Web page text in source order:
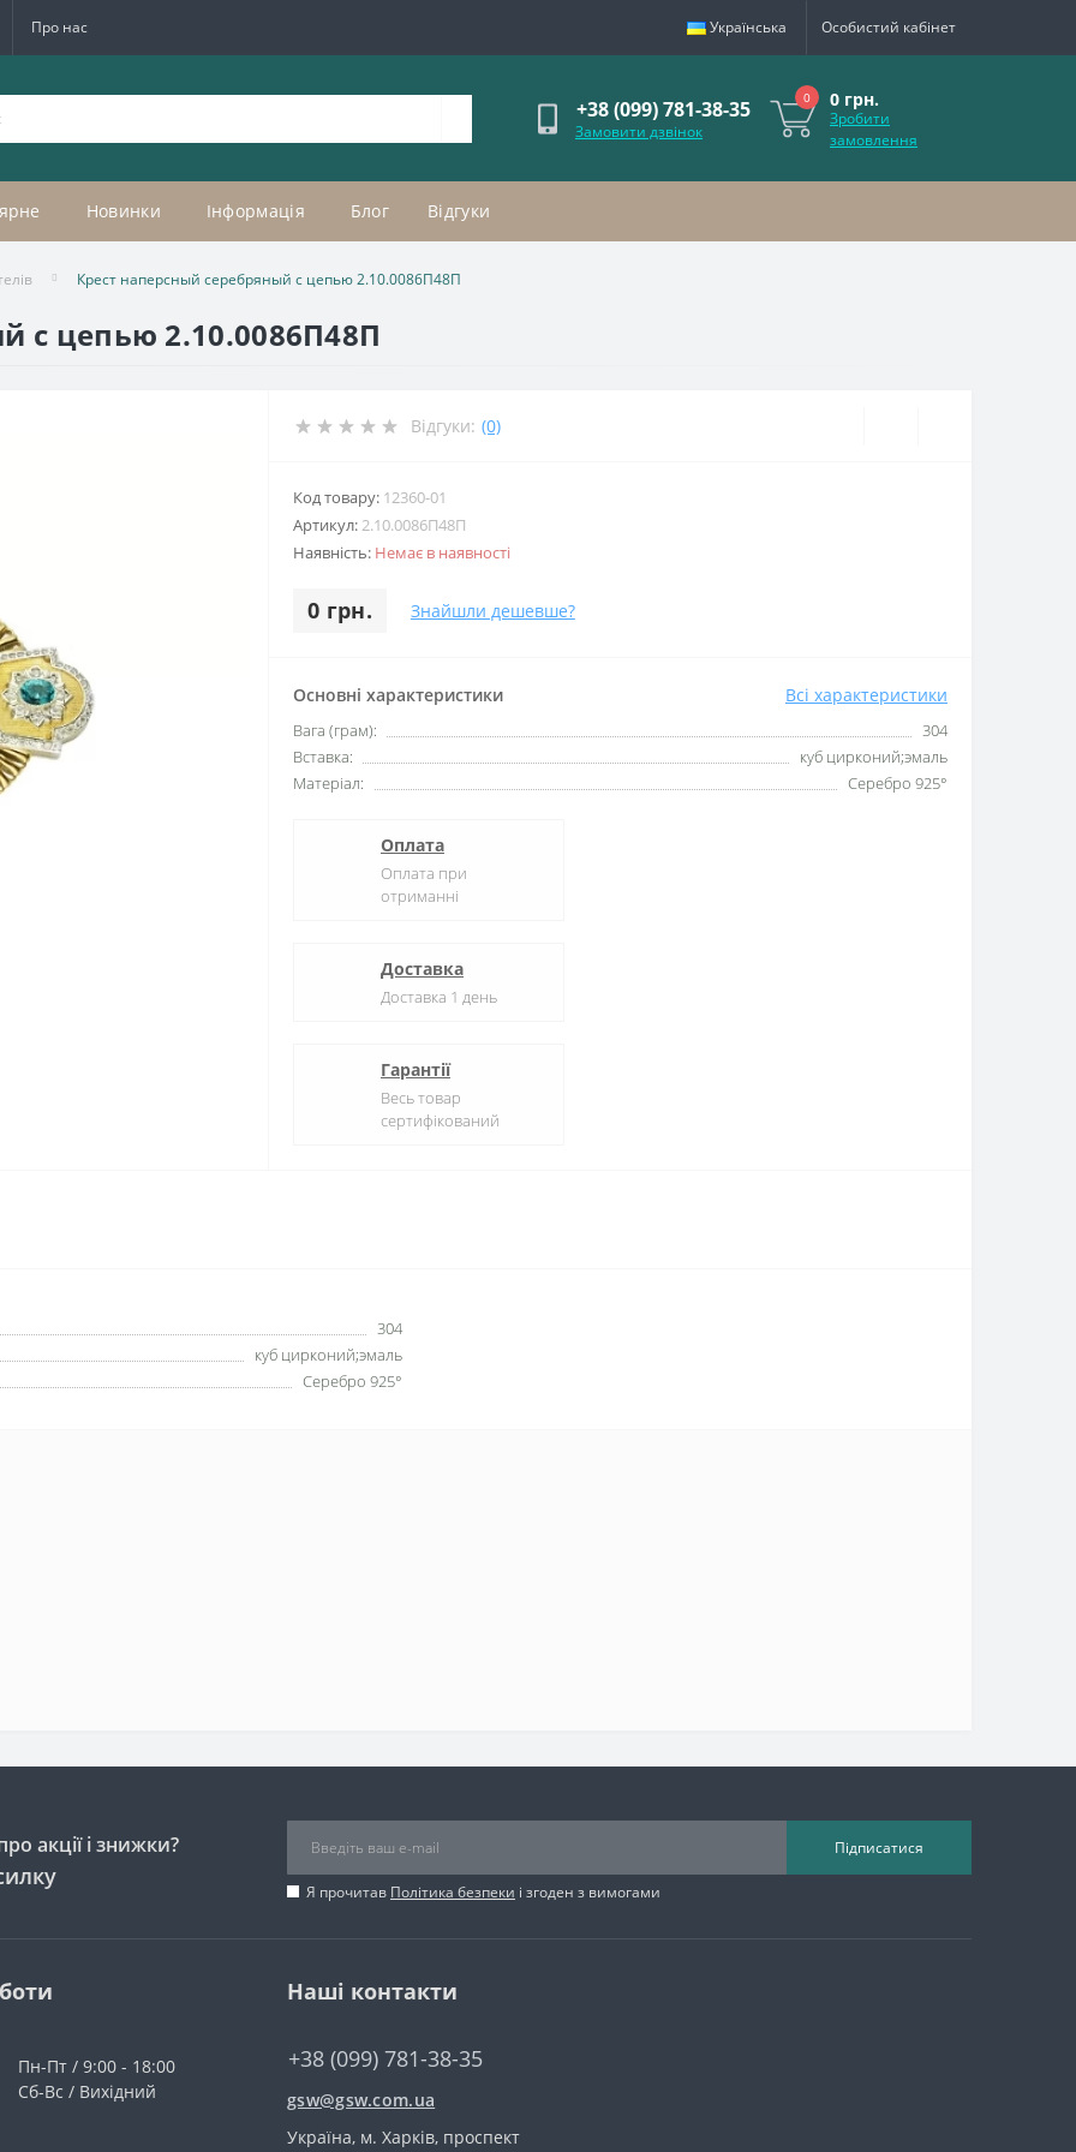
Про нас Українська Особистий кабінет
+38 (099) 781-38-35
Замовити дзвінок
0 0 грн.
Зробити
замовлення
Новинки Інформація Блог Відгуки
Крест наперсный серебряный с цепью 2.10.0086П48П
с цепью 2.10.0086П48П
Відгуки: (0)
Код товару: 12360-01
Артикул:2.10.0086П48П
Наявність: Немає в наявності
0 грн. Знайшли дешевше?
Основні характеристики Всі характеристики
Вага (грам):
304
Вставка:
куб цирконий;эмаль
Матеріал:
Серебро 925°
Оплата
Оплата при
отриманні
Доставка
Доставка 1 день
Гарантії
Весь товар
сертифікований
304
куб цирконий;эмаль
Серебро 925°
акції і знижки? Підписатися
Я прочитав Політика безпеки і згоден з вимогами
Пн-Пт / 9:00 - 18:00
Сб-Вс / Вихідний
Наші контакти
+38 (099) 781-38-35
gsw@gsw.com.ua
Україна, м. Харків, проспект